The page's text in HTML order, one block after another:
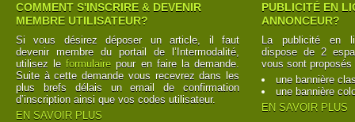
COMMENT S'INSCRIRE & DEVENIR
MEMBRE UTILISATEUR?
Si vous désirez déposer un article, il faut
devenir membre du portail de l’Intermodalité,
utilisez leformulaire pour en faire la demande.
Suite à cette demande vous recevrez dans les
plus brefs délais un email de confirmation
d’inscription ainsi que vos codes utilisateur.
EN SAVOIR PLUS
PUBLICITÉ EN
ANNONCEUR?
La publicité en
dispose de 2
vous sont proposés
une bannière
une bannière
EN SAVOIR PLUS